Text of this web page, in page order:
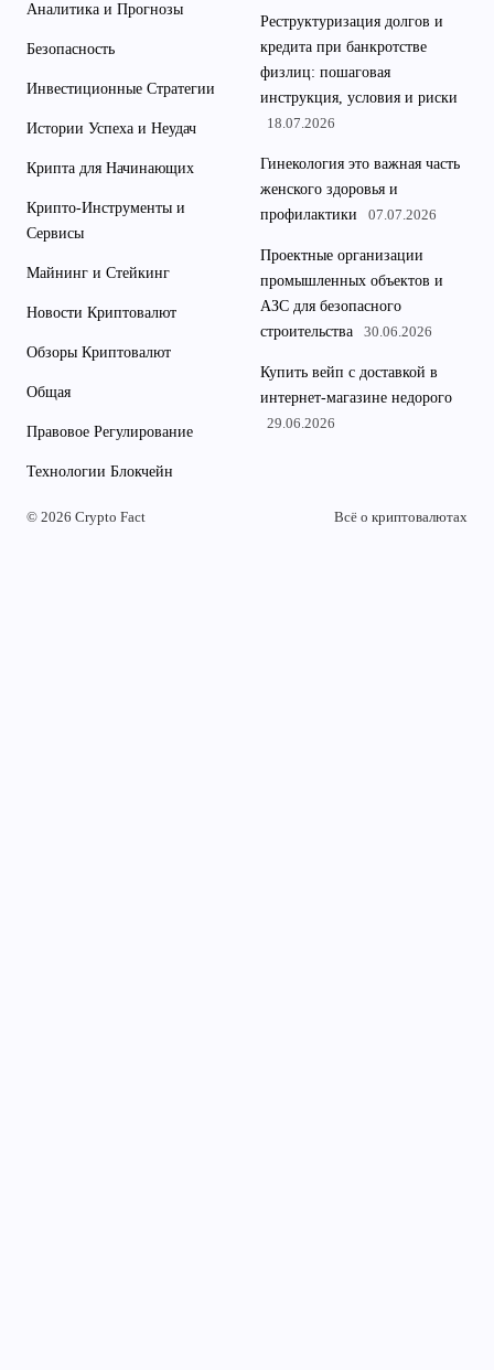
Аналитика и Прогнозы
Безопасность
Инвестиционные Стратегии
Истории Успеха и Неудач
Крипта для Начинающих
Крипто-Инструменты и
Сервисы
Майнинг и Стейкинг
Новости Криптовалют
Обзоры Криптовалют
Общая
Правовое Регулирование
Технологии Блокчейн
Реструктуризация долгов и
кредита при банкротстве
физлиц: пошаговая
инструкция, условия и риски
18.07.2026
Гинекология это важная часть
женского здоровья и
профилактики
07.07.2026
Проектные организации
промышленных объектов и
АЗС для безопасного
строительства
30.06.2026
Купить вейп с доставкой в
интернет-магазине недорого
29.06.2026
© 2026 Crypto Fact Всё о криптовалютах